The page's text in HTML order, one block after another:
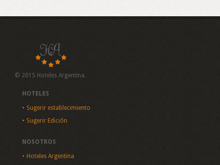
© 2015 Hoteles Argentina.
HOTELES
Sugerir establecimiento
Sugerir Edición
NOSOTROS
Hoteles Argentina